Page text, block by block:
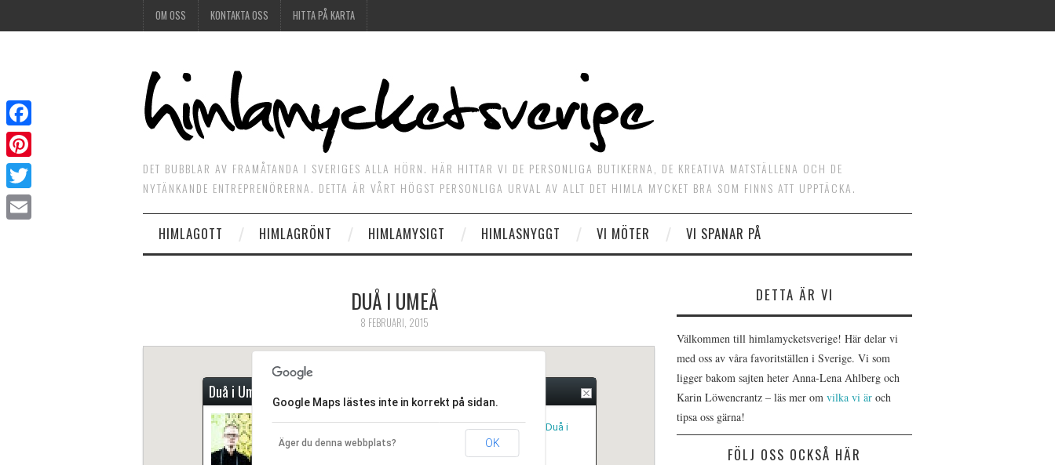
OM OSS KONTAKTA OSS HITTA PÅ KARTA
DET BUBBLAR AV FRAMÅTANDA I SVERIGES ALLA HÖRN. HÄR HITTAR VI DE PERSONLIGA BUTIKERNA, DE KREATIVA MATSTÄLLENA OCH DE
NYTÄNKANDE ENTREPRENÖRERNA. DETTA ÄR VÅRT HÖGST PERSONLIGA URVAL AV ALLT DET HIMLA MYCKET BRA SOM FINNS ATT UPPTÄCKA.
HIMLAGOTT HIMLAGRÖNT HIMLAMYSIGT HIMLASNYGGT VI MÖTER VI SPANAR PÅ
DUÅ I UMEÅ
8 FEBRUARI, 2015
Duå i Umeå
Den har kallats en av Sveriges bästa delikatessbutiker. Duå i
Umeådrivs av tvillingarna Per och Lars Åkerlund.
Google Maps lästes inte in korrekt på sidan.
Äger du denna webbplats? OK
DETTA ÄR VI
Välkommen till himlamycketsverige! Här delar vi
med oss av våra favoritställen i Sverige. Vi som
ligger bakom sajten heter Anna-Lena Ahlberg och
Karin Löwencrantz – läs mer om vilka vi är och
tipsa oss gärna!
FÖLJ OSS OCKSÅ HÄR
Facebook
Pinterest
Twitter